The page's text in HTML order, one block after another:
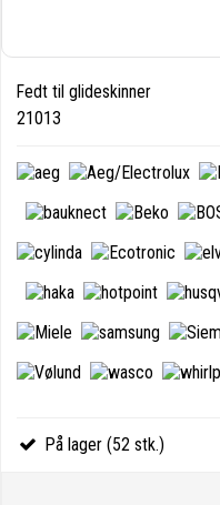
Fedt til glideskinner
21013
På lager (52 stk.)